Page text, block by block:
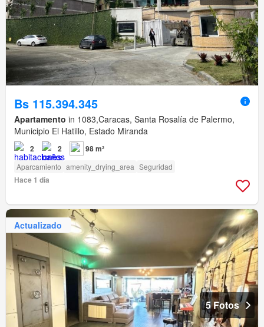
Bs 115.394.345
Apartamento in 1083,Caracas, Santa Rosalía de Palermo,
Municipio El Hatillo, Estado Miranda
2 2 98 m²
Aparcamiento amenity_drying_area Seguridad
Hace 1 día
Actualizado
5 Fotos